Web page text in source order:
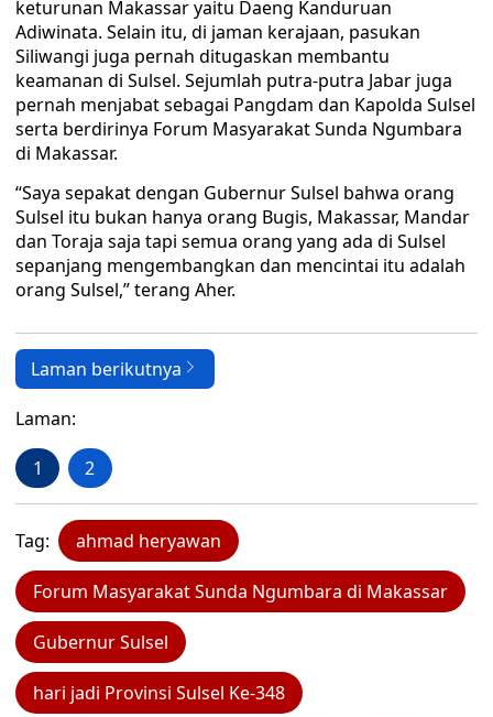
keturunan Makassar yaitu Daeng Kanduruan
Adiwinata. Selain itu, di jaman kerajaan, pasukan
Siliwangi juga pernah ditugaskan membantu
keamanan di Sulsel. Sejumlah putra-putra Jabar juga
pernah menjabat sebagai Pangdam dan Kapolda Sulsel
serta berdirinya Forum Masyarakat Sunda Ngumbara
di Makassar.
“Saya sepakat dengan Gubernur Sulsel bahwa orang
Sulsel itu bukan hanya orang Bugis, Makassar, Mandar
dan Toraja saja tapi semua orang yang ada di Sulsel
sepanjang mengembangkan dan mencintai itu adalah
orang Sulsel,” terang Aher.
Laman berikutnya
Laman:
1 2
Tag: ahmad heryawan
Forum Masyarakat Sunda Ngumbara di Makassar
Gubernur Sulsel
hari jadi Provinsi Sulsel Ke-348